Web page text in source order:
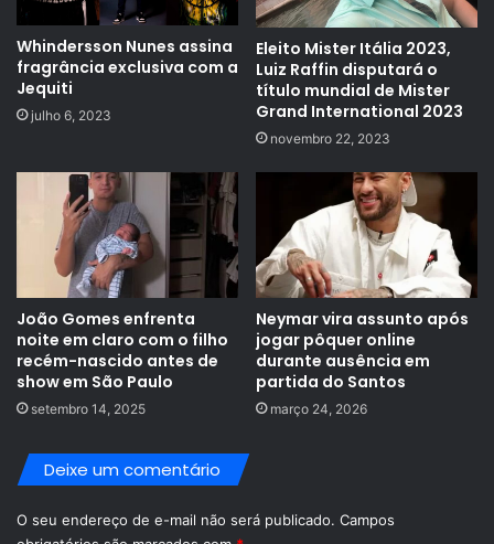
Whindersson Nunes assina
fragrância exclusiva com a
Jequiti
julho 6, 2023
Eleito Mister Itália 2023,
Luiz Raffin disputará o
título mundial de Mister
Grand International 2023
novembro 22, 2023
João Gomes enfrenta
noite em claro com o filho
recém-nascido antes de
show em São Paulo
setembro 14, 2025
Neymar vira assunto após
jogar pôquer online
durante ausência em
partida do Santos
março 24, 2026
Deixe um comentário
O seu endereço de e-mail não será publicado. Campos